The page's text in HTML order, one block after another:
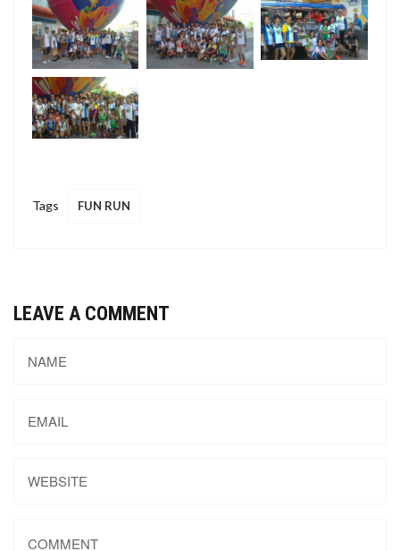
Tags FUN RUN
LEAVE A COMMENT